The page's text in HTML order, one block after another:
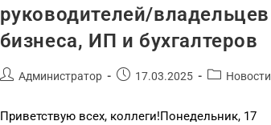
руководителей/владельцев
бизнеса, ИП и бухгалтеров
Администратор 17.03.2025 Новости
Приветствую всех, коллеги!Понедельник, 17